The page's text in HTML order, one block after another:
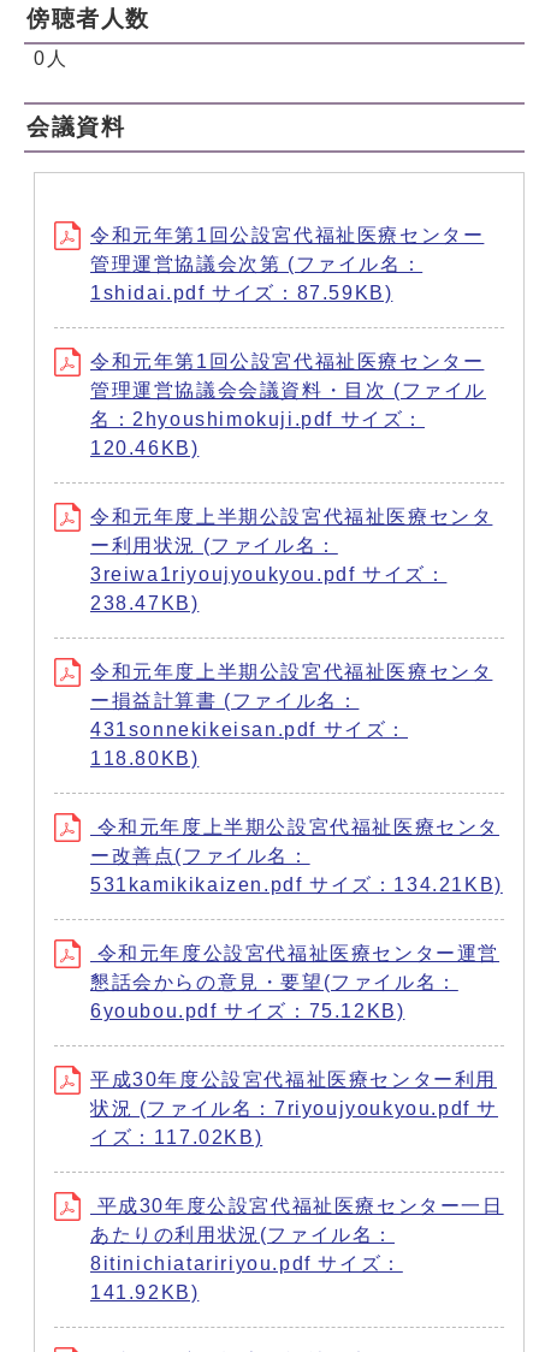
傍聴者人数
0人
会議資料
令和元年第1回公設宮代福祉医療センター
管理運営協議会次第 (ファイル名：
1shidai.pdf サイズ：87.59KB)
令和元年第1回公設宮代福祉医療センター
管理運営協議会会議資料・目次 (ファイル
名：2hyoushimokuji.pdf サイズ：
120.46KB)
令和元年度上半期公設宮代福祉医療センタ
ー利用状況 (ファイル名：
3reiwa1riyoujyoukyou.pdf サイズ：
238.47KB)
令和元年度上半期公設宮代福祉医療センタ
ー損益計算書 (ファイル名：
431sonnekikeisan.pdf サイズ：
118.80KB)
令和元年度上半期公設宮代福祉医療センタ
ー改善点(ファイル名：
531kamikikaizen.pdf サイズ：134.21KB)
令和元年度公設宮代福祉医療センター運営
懇話会からの意見・要望(ファイル名：
6youbou.pdf サイズ：75.12KB)
平成30年度公設宮代福祉医療センター利用
状況 (ファイル名：7riyoujyoukyou.pdf サ
イズ：117.02KB)
平成30年度公設宮代福祉医療センター一日
あたりの利用状況(ファイル名：
8itinichiataririyou.pdf サイズ：
141.92KB)